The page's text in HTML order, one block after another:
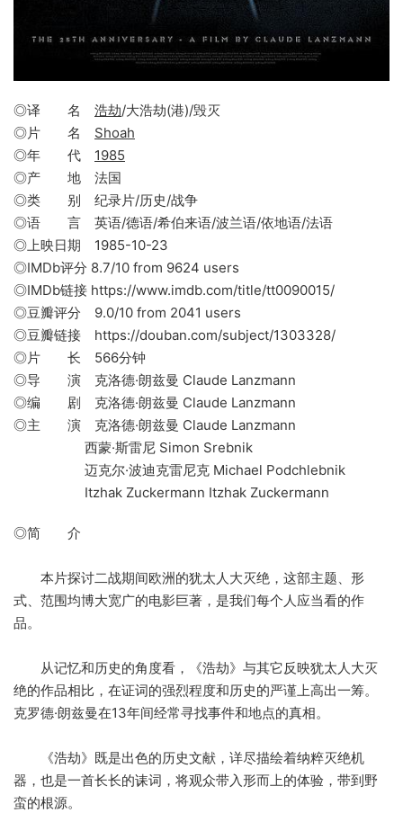
◎译 名 浩劫/大浩劫(港)/毁灭
◎片 名 Shoah
◎年 代 1985
◎产 地 法国
◎类 别 纪录片/历史/战争
◎语 言 英语/德语/希伯来语/波兰语/依地语/法语
◎上映日期 1985-10-23
◎IMDb评分 8.7/10 from 9624 users
◎IMDb链接 https://www.imdb.com/title/tt0090015/
◎豆瓣评分 9.0/10 from 2041 users
◎豆瓣链接 https://douban.com/subject/1303328/
◎片 长 566分钟
◎导 演 克洛德·朗兹曼 Claude Lanzmann
◎编 剧 克洛德·朗兹曼 Claude Lanzmann
◎主 演 克洛德·朗兹曼 Claude Lanzmann
西蒙·斯雷尼 Simon Srebnik
迈克尔·波迪克雷尼克 Michael Podchlebnik
Itzhak Zuckermann Itzhak Zuckermann
◎简 介
本片探讨二战期间欧洲的犹太人大灭绝，这部主题、形
式、范围均博大宽广的电影巨著，是我们每个人应当看的作
品。
从记忆和历史的角度看，《浩劫》与其它反映犹太人大灭
绝的作品相比，在证词的强烈程度和历史的严谨上高出一筹。
克罗德·朗兹曼在13年间经常寻找事件和地点的真相。
《浩劫》既是出色的历史文献，详尽描绘着纳粹灭绝机
器，也是一首长长的诔词，将观众带入形而上的体验，带到野
蛮的根源。